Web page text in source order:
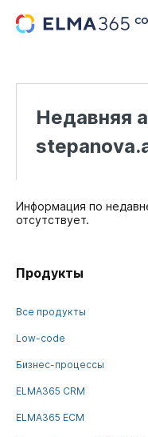
...
Недавняя
Информация по
отсутствует.
Продукты
Все продукты
Low-code
Бизнес-процессы
ELMA365 CRM
ELMA365 ECM